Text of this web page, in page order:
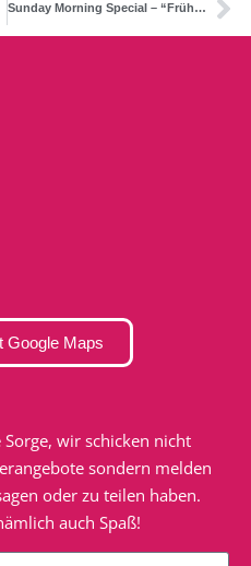
Sunday Morning Special – “Frühlings-Flow”
Google Maps
wir schicken nicht
sondern melden
oder zu teilen haben.
auch Spaß!